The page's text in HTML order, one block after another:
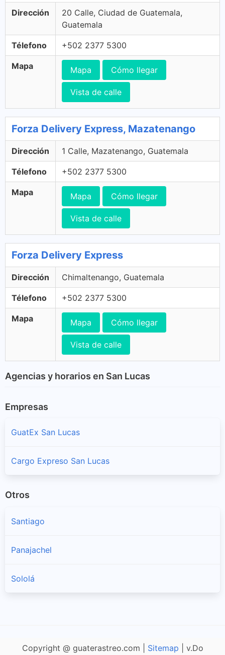
Dirección
20 Calle, Ciudad de Guatemala,
Guatemala
Télefono +502 2377 5300
Mapa Mapa Cómo llegar
Vista de calle
Forza Delivery Express, Mazatenango
Dirección 1 Calle, Mazatenango, Guatemala
Télefono +502 2377 5300
Mapa Mapa Cómo llegar
Vista de calle
Forza Delivery Express
Dirección Chimaltenango, Guatemala
Télefono +502 2377 5300
Mapa Mapa Cómo llegar
Vista de calle
Agencias y horarios en San Lucas
Empresas
GuatEx San Lucas
Cargo Expreso San Lucas
Otros
Santiago
Panajachel
Sololá
Copyright @ guaterastreo.com | Sitemap | v.Do